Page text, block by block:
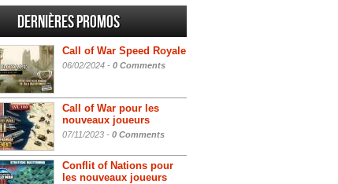
Dernières promos
Call of War Speed Royale
06/02/2024 - 0 Comments
Call of War pour les
nouveaux joueurs
07/11/2023 - 0 Comments
Conflit of Nations pour
les nouveaux joueurs